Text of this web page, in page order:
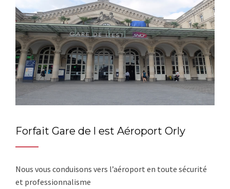
Forfait Gare de l est Aéroport Orly
Nous vous conduisons vers l’aéroport en toute sécurité
et professionnalisme